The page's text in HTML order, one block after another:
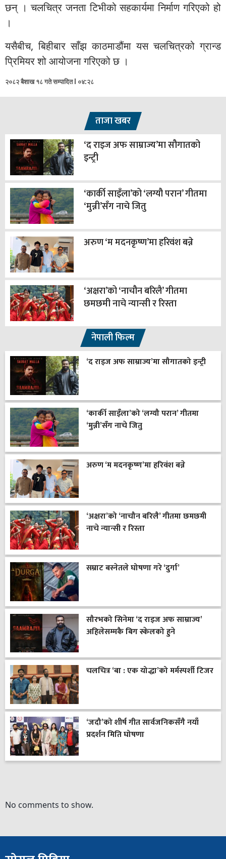
छन् । चलचित्र जनता टिभीको सहकार्यमा निर्माण गरिएको हो
।
यसैबीच, बिहीबार साँझ काठमाडौंमा यस चलचित्रको ग्रान्ड
प्रिमियर शो आयोजना गरिएको छ ।
२०८२ बैशाख १८ गते सम्पादित l ०४:२८
ताजा खबर
‘द राइज अफ साम्राज्य’मा सौगातको
इन्ट्री
‘कार्की साइँला’को ‘लग्यौ परान’ गीतमा
‘मुन्नी’सँग नाचे जितु
अरुण ‘म मदनकृष्ण’मा हरिवंश बन्ने
‘अक्षरा’को ‘नाचौन बरिलै’ गीतमा
छमछमी नाचे न्यान्सी र रिस्ता
नेपाली फिल्म
‘द राइज अफ साम्राज्य’मा सौगातको इन्ट्री
‘कार्की साइँला’को ‘लग्यौ परान’ गीतमा
‘मुन्नी’सँग नाचे जितु
अरुण ‘म मदनकृष्ण’मा हरिवंश बन्ने
‘अक्षरा’को ‘नाचौन बरिलै’ गीतमा छमछमी
नाचे न्यान्सी र रिस्ता
सम्राट बस्नेतले घोषणा गरे ‘दुर्गा’
सौरभको सिनेमा ‘द राइज अफ साम्राज्य’
अहिलेसम्मकै बिग स्केलको हुने
चलचित्र ‘बा : एक योद्धा’को मर्मस्पर्शी टिजर
‘जदौ’को शीर्ष गीत सार्वजनिकसँगै नयाँ
प्रदर्शन मिति घोषणा
No comments to show.